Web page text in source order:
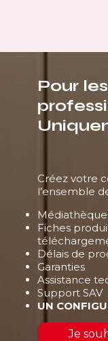
Pour les
Créez votre
l’ensemble
Fiches
Délais de
Garanties
Assistance
Support SAV
UN
Je